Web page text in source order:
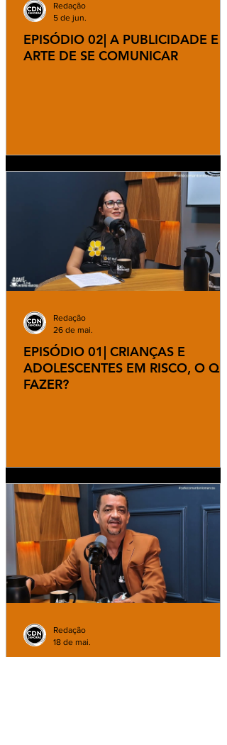
EPISÓDIO 02| A PUBLICIDADE E A
ARTE DE SE COMUNICAR
Redação
5 de jun.
EPISÓDIO 01| CRIANÇAS E
ADOLESCENTES EM RISCO, O
FAZER?
Redação
26 de mai.
Redação
18 de mai.